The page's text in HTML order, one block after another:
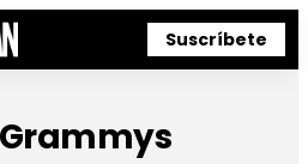
Suscríbete